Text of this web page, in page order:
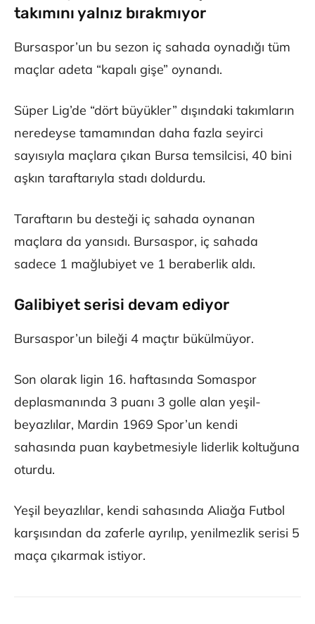
takımını yalnız bırakmıyor
Bursaspor’un bu sezon iç sahada oynadığı tüm
maçlar adeta “kapalı gişe” oynandı.
Süper Lig’de “dört büyükler” dışındaki takımların
neredeyse tamamından daha fazla seyirci
sayısıyla maçlara çıkan Bursa temsilcisi, 40 bini
aşkın taraftarıyla stadı doldurdu.
Taraftarın bu desteği iç sahada oynanan
maçlara da yansıdı. Bursaspor, iç sahada
sadece 1 mağlubiyet ve 1 beraberlik aldı.
Galibiyet serisi devam ediyor
Bursaspor’un bileği 4 maçtır bükülmüyor.
Son olarak ligin 16. haftasında Somaspor
deplasmanında 3 puanı 3 golle alan yeşil-
beyazlılar, Mardin 1969 Spor’un kendi
sahasında puan kaybetmesiyle liderlik koltuğuna
oturdu.
Yeşil beyazlılar, kendi sahasında Aliağa Futbol
karşısından da zaferle ayrılıp, yenilmezlik serisi 5
maça çıkarmak istiyor.